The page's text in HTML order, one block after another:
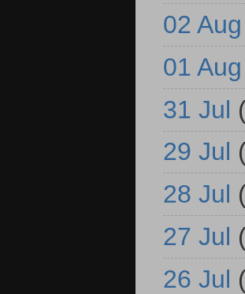
02 Aug
01 Aug
31 Jul
29 Jul
28 Jul
27 Jul
26 Jul